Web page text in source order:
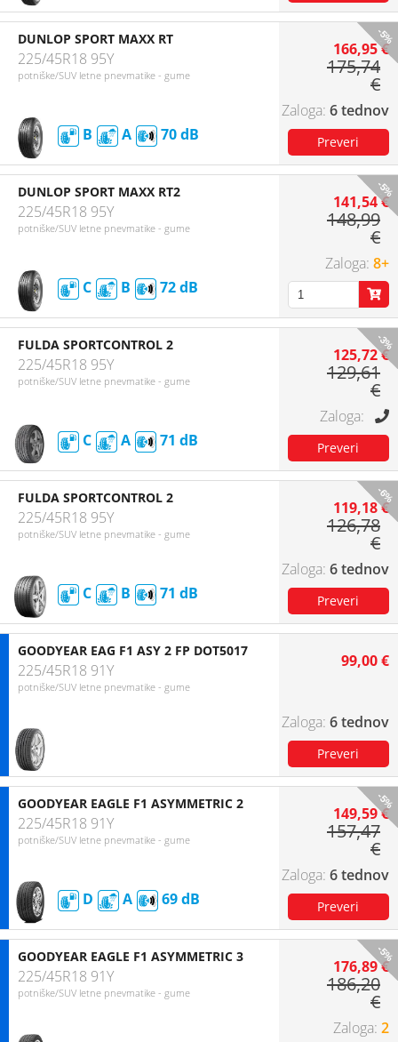
-5%
DUNLOP SPORT MAXX RT
225/45R18 95Y
potniške/SUV letne pnevmatike - gume
B A 70
166,95 €
175,74
€
6 tednov
-5%
DUNLOP SPORT MAXX RT2
225/45R18 95Y
potniške/SUV letne pnevmatike - gume
C B 72
141,54 €
148,99
€
8+
-3%
FULDA SPORTCONTROL 2
225/45R18 95Y
potniške/SUV letne pnevmatike - gume
C A 71
125,72 €
129,61
€
-6%
FULDA SPORTCONTROL 2
225/45R18 95Y
potniške/SUV letne pnevmatike - gume
C B 71
119,18 €
126,78
€
6 tednov
GOODYEAR EAG F1 ASY 2 FP DOT5017
225/45R18 91Y
potniške/SUV letne pnevmatike - gume
99,00 €
6 tednov
-5%
GOODYEAR EAGLE F1 ASYMMETRIC 2
225/45R18 91Y
potniške/SUV letne pnevmatike - gume
D A 69
149,59 €
157,47
€
6 tednov
-5%
GOODYEAR EAGLE F1 ASYMMETRIC 3
225/45R18 91Y
potniške/SUV letne pnevmatike - gume
176,89 €
186,20
€
2